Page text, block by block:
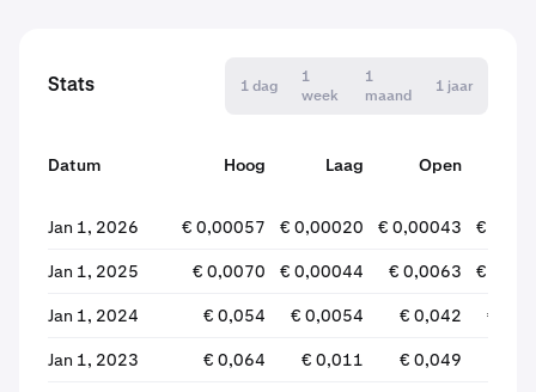
Stats 1 dag
1
week
1
maand
1 jaar
Datum Hoog Laag Open
Jan 1, 2026 € 0,00057 € 0,00020 € 0,00043 €
Jan 1, 2025 € 0,0070 € 0,00044 € 0,0063 €
Jan 1, 2024 € 0,054 € 0,0054 € 0,042 €
Jan 1, 2023 € 0,064 € 0,011 € 0,049